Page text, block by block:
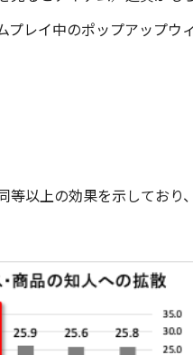
レイ中のポップアップウ
以上の効果を示しており